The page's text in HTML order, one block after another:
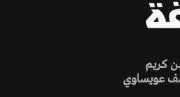
كريم
عويساوي